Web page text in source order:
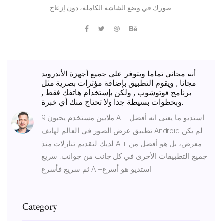
أنه مجاني تماما ويتوفر على جميع أجهزة الأندرويد
مجانا , ويقوم التطبيق بإضافة مؤثرات بصرية مثل
برنامج فوتوشوب , ولكن بإستخدام هاتفك فقط ,
وبخطوات بسيطة جدا ولا تحتاج منك أي خبرة.
9 ملايين مستخدم يحبون A + استديو ما يعنى انه أفضل
تطبيق عرض الصور في العالم لهاتف Android لم يكن
لديك لتقديم تنازلات منذ A + معرض، بل هو أفضل من
جميع التطبيقات الأخرى في كل جانب من جوانب. سريع
ثم سريع فأسرع A +استديو هو أسرع
Category